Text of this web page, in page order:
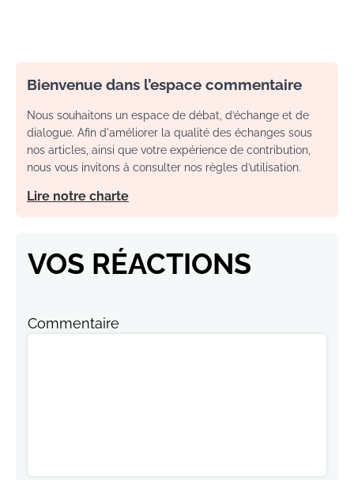
Bienvenue dans l’espace commentaire
Nous souhaitons un espace de débat, d’échange et de
dialogue. Afin d'améliorer la qualité des échanges sous
nos articles, ainsi que votre expérience de contribution,
nous vous invitons à consulter nos règles d’utilisation.
Lire notre charte
VOS RÉACTIONS
Commentaire